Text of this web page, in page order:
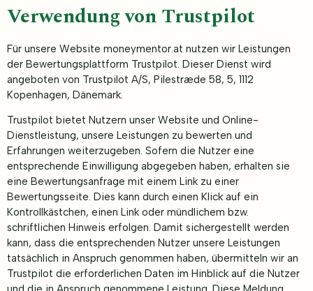
Verwendung von Trustpilot
Für unsere Website moneymentor.at nutzen wir Leistungen
der Bewertungsplattform Trustpilot. Dieser Dienst wird
angeboten von Trustpilot A/S, Pilestræde 58, 5, 1112
Kopenhagen, Dänemark.
Trustpilot bietet Nutzern unser Website und Online-
Dienstleistung, unsere Leistungen zu bewerten und
Erfahrungen weiterzugeben. Sofern die Nutzer eine
entsprechende Einwilligung abgegeben haben, erhalten sie
eine Bewertungsanfrage mit einem Link zu einer
Bewertungsseite. Dies kann durch einen Klick auf ein
Kontrollkästchen, einen Link oder mündlichem bzw.
schriftlichen Hinweis erfolgen. Damit sichergestellt werden
kann, dass die entsprechenden Nutzer unsere Leistungen
tatsächlich in Anspruch genommen haben, übermitteln wir an
Trustpilot die erforderlichen Daten im Hinblick auf die Nutzer